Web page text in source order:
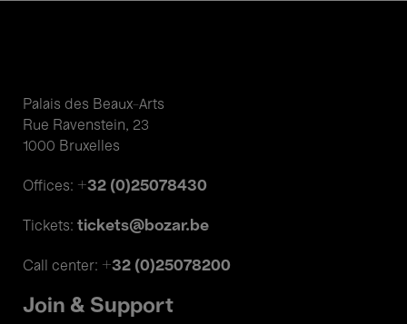
Palais des Beaux-Arts
Rue Ravenstein, 23
1000 Bruxelles
Offices: +32 (0)25078430
Tickets: tickets@bozar.be
Call center: +32 (0)25078200
Join & Support